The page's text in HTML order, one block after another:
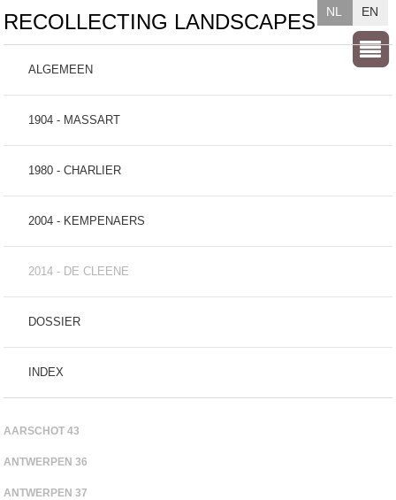
EN
NL
RECOLLECTING LANDSCAPES
ALGEMEEN
1904 - MASSART
1980 - CHARLIER
2004 - KEMPENAERS
2014 - DE CLEENE
DOSSIER
INDEX
AARSCHOT 43
ANTWERPEN 36
ANTWERPEN 37